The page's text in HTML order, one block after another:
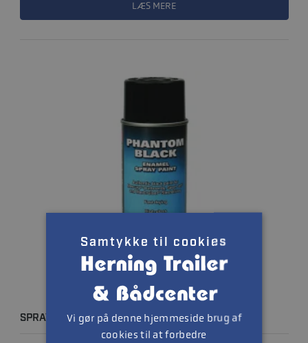
LÆS MERE
SPRAYMALING - PHANTOM BLACK
Samtykke til cookies
Vi gør på denne hjemmeside brug af
cookies til at forbedre